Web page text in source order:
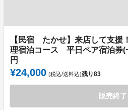
【民宿 たかせ】来店して支援
理宿泊コース 平日ペア宿泊券(
円
¥24,000 (税込/送料込)残り83
販売終了